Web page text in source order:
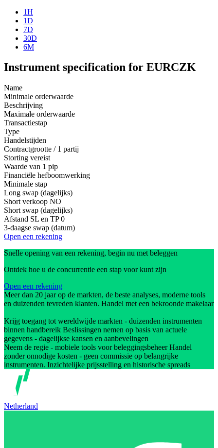
1H
1D
7D
30D
6M
Instrument specification for EURCZK
Name
Minimale orderwaarde
Beschrijving
Maximale orderwaarde
Transactiestap
Type
Handelstijden
Contractgrootte / 1 partij
Storting vereist
Waarde van 1 pip
Financiële hefboomwerking
Minimale stap
Long swap (dagelijks)
Short verkoop NO
Short swap (dagelijks)
Afstand SL en TP 0
3-daagse swap (datum)
Open een rekening
Snelle opening van een rekening, begin nu met beleggen
Ontdek hoe u de concurrentie een stap voor kunt zijn
Open een rekening
Meer dan 20 jaar op de markten, de beste analyses, moderne tools
en duizenden tevreden klanten. Handel met een bekroonde makelaar
Krijg toegang tot wereldwijde markten - duizenden instrumenten
binnen handbereik Beslissingen nemen op basis van actuele
gegevens - dagelijkse kansen en aanbevelingen
Neem de regie - mobiele tools voor beleggingsbeheer Handel
zonder onnodige kosten - geen commissie op belangrijke
instrumenten. Inzichtelijke prijsstelling en historische spreads
Netherland